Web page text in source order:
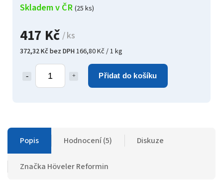
417 Kč / ks
372,32 Kč bez DPH166,80 Kč / 1 kg
Přidat do košíku
Skladem v ČR (25 ks)
Popis Hodnocení (5) Diskuze
Značka Höveler Reformin